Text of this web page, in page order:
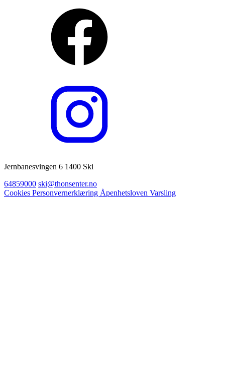
Jernbanesvingen 6 1400 Ski
64859000 ski@thonsenter.no
Cookies Personvernerklæring Åpenhetsloven Varsling